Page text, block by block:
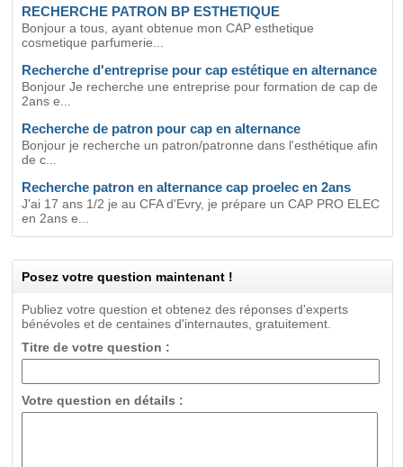
RECHERCHE PATRON BP ESTHETIQUE
Bonjour a tous, ayant obtenue mon CAP esthetique
cosmetique parfumerie...
Recherche d'entreprise pour cap estétique en alternance
Bonjour Je recherche une entreprise pour formation de cap de
2ans e...
Recherche de patron pour cap en alternance
Bonjour je recherche un patron/patronne dans l'esthétique afin
de c...
Recherche patron en alternance cap proelec en 2ans
J'ai 17 ans 1/2 je au CFA d'Evry, je prépare un CAP PRO ELEC
en 2ans e...
Posez votre question maintenant !
Publiez votre question et obtenez des réponses d'experts
bénévoles et de centaines d'internautes, gratuitement.
Titre de votre question :
Votre question en détails :